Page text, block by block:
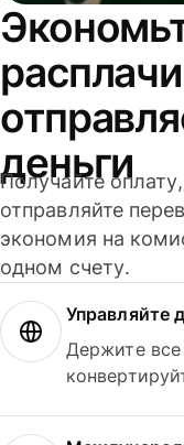
деньги
Получайте
отправляйте
экономия на
одном счету.
Управляйте
Держите